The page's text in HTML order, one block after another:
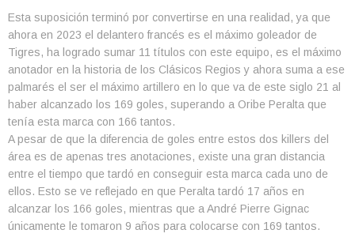
Esta suposición terminó por convertirse en una realidad, ya que
ahora en 2023 el delantero francés es el máximo goleador de
Tigres, ha logrado sumar 11 títulos con este equipo, es el máximo
anotador en la historia de los Clásicos Regios y ahora suma a ese
palmarés el ser el máximo artillero en lo que va de este siglo 21 al
haber alcanzado los 169 goles, superando a Oribe Peralta que
tenía esta marca con 166 tantos.
A pesar de que la diferencia de goles entre estos dos killers del
área es de apenas tres anotaciones, existe una gran distancia
entre el tiempo que tardó en conseguir esta marca cada uno de
ellos. Esto se ve reflejado en que Peralta tardó 17 años en
alcanzar los 166 goles, mientras que a André Pierre Gignac
únicamente le tomaron 9 años para colocarse con 169 tantos.